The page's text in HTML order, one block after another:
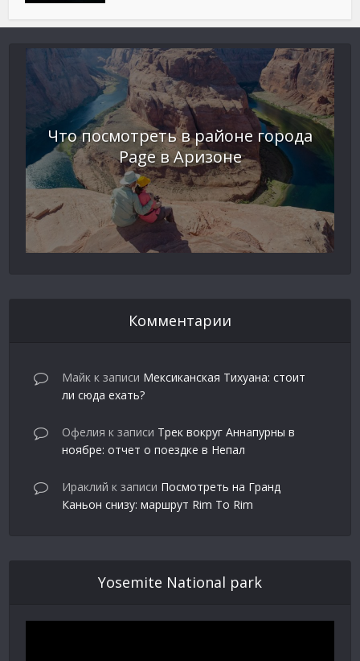
Что посмотреть в районе города
Page в Аризоне
Комментарии
Майк к записи Мексиканская Тихуана: стоит
ли сюда ехать?
Офелия к записи Трек вокруг Аннапурны в
ноябре: отчет о поездке в Непал
Ираклий к записи Посмотреть на Гранд
Каньон снизу: маршрут Rim To Rim
Yosemite National park